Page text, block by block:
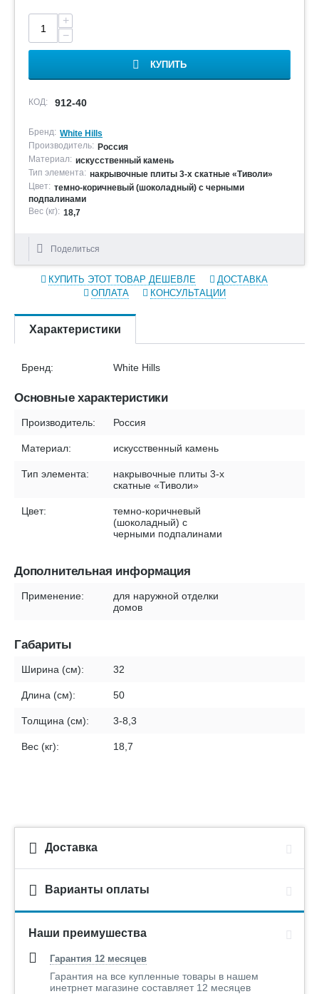
+
−
КУПИТЬ
КОД: 912-40
Бренд: White Hills
Производитель: Россия
Материал: искусственный камень
Тип элемента: накрывочные плиты 3-х скатные «Тиволи»
Цвет: темно-коричневый (шоколадный) с черными
подпалинами
Вес (кг): 18,7
Поделиться
КУПИТЬ ЭТОТ ТОВАР ДЕШЕВЛЕ
ДОСТАВКА
ОПЛАТА
КОНСУЛЬТАЦИИ
Характеристики
Бренд: White Hills
Основные характеристики
Производитель: Россия
Материал: искусственный камень
Тип элемента:
накрывочные плиты 3-х
скатные «Тиволи»
Цвет:
темно-коричневый
(шоколадный) с
черными подпалинами
Дополнительная информация
Применение:
для наружной отделки
домов
Габариты
Ширина (см): 32
Длина (см): 50
Толщина (см): 3-8,3
Вес (кг): 18,7
Доставка
Варианты оплаты
Наши преимушества
Гарантия 12 месяцев
Гарантия на все купленные товары в нашем
инетрнет магазине составляет 12 месяцев